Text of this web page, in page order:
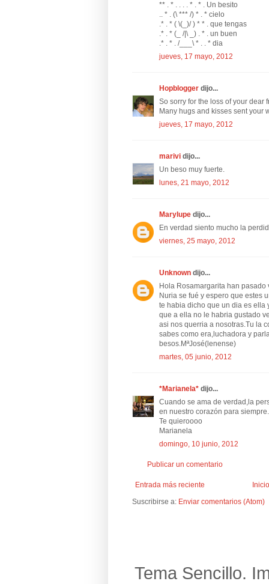
** . * . . . . * . * . Un besito
.. * . (\ *** /) * . * cielo
.* . * ( \(_)/ ) * * . que tengas
.* . * (_ /|\ _) . * . un buen
.* . * . /___\ * . . * dia
jueves, 17 mayo, 2012
Hopblogger dijo...
So sorry for the loss of your dear
Many hugs and kisses sent your
jueves, 17 mayo, 2012
marivi dijo...
Un beso muy fuerte.
lunes, 21 mayo, 2012
Marylupe dijo...
En verdad siento mucho la
viernes, 25 mayo, 2012
Unknown dijo...
Hola Rosamargarita han
Nuria se fué y espero que estes
te habia dicho que un dia es ella
que a ella no le habria gustado
asi nos querria a nosotras.Tu la
sabes como era,luchadora y
besos.MªJosé(lenense)
martes, 05 junio, 2012
*Marianela* dijo...
Cuando se ama de verdad,la
en nuestro corazón para
Te quieroooo
Marianela
domingo, 10 junio, 2012
Publicar un comentario
Entrada más reciente
Inicio
Suscribirse a: Enviar comentarios (Atom)
Tema Sencillo.